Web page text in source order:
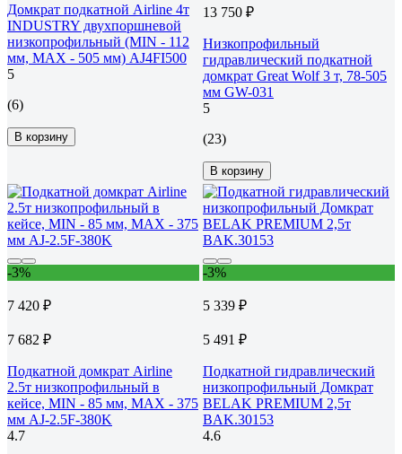
Домкрат подкатной Airline 4т
INDUSTRY двухпоршневой
низкопрофильный (MIN - 112
мм, MAX - 505 мм) AJ4FI500
5
(6)
В корзину
13 750 ₽
Низкопрофильный
гидравлический подкатной
домкрат Great Wolf 3 т, 78-505
мм GW-031
5
(23)
В корзину
-3%
7 420 ₽
7 682 ₽
Подкатной домкрат Airline
2.5т низкопрофильный в
кейсе, MIN - 85 мм, MAX - 375
мм AJ-2.5F-380K
4.7
-3%
5 339 ₽
5 491 ₽
Подкатной гидравлический
низкопрофильный Домкрат
BELAK PREMIUM 2,5т
BAK.30153
4.6